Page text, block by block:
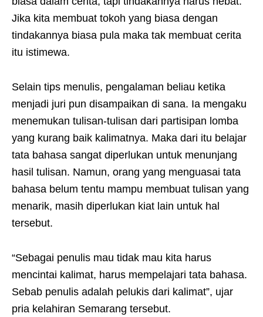
Jika kita membuat tokoh yang biasa dengan
tindakannya biasa pula maka tak membuat cerita
itu istimewa.
Selain tips menulis, pengalaman beliau ketika
menjadi juri pun disampaikan di sana. Ia mengaku
menemukan tulisan-tulisan dari partisipan lomba
yang kurang baik kalimatnya. Maka dari itu belajar
tata bahasa sangat diperlukan untuk menunjang
hasil tulisan. Namun, orang yang menguasai tata
bahasa belum tentu mampu membuat tulisan yang
menarik, masih diperlukan kiat lain untuk hal
tersebut.
“Sebagai penulis mau tidak mau kita harus
mencintai kalimat, harus mempelajari tata bahasa.
Sebab penulis adalah pelukis dari kalimat”, ujar
pria kelahiran Semarang tersebut.